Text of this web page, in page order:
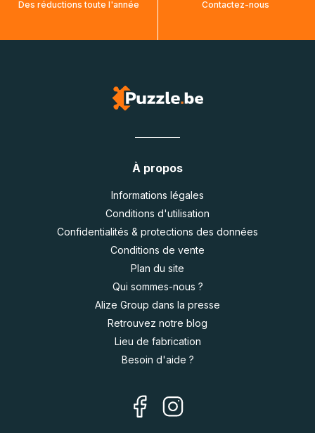
Des réductions toute l'année
Contactez-nous
À propos
Informations légales
Conditions d'utilisation
Confidentialités & protections des données
Conditions de vente
Plan du site
Qui sommes-nous ?
Alize Group dans la presse
Retrouvez notre blog
Lieu de fabrication
Besoin d'aide ?